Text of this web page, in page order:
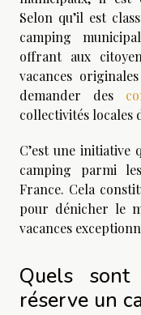
Selon qu’il est
camping
offrant aux
vacances
demander des
collectivités locales
C’est une initiative
camping parmi
France. Cela
pour dénicher le
vacances
Quels
réserve un